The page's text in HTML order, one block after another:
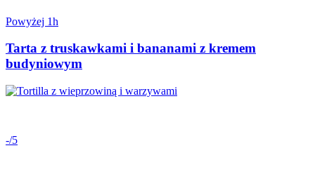
Powyżej 1h
Tarta z truskawkami i bananami z kremem
budyniowym
-/5